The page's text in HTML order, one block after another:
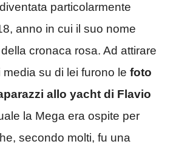
particolarmente
anno in cui il suo nome
della cronaca rosa. Ad attirare
media su di lei furono le foto
allo yacht di Flavio
la Mega era ospite per
secondo molti, fu una